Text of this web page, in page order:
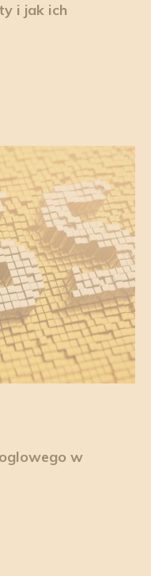
i jak ich
w